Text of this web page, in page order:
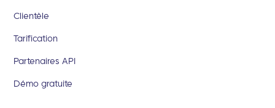
Clientèle
Tarification
Partenaires API
Démo gratuite